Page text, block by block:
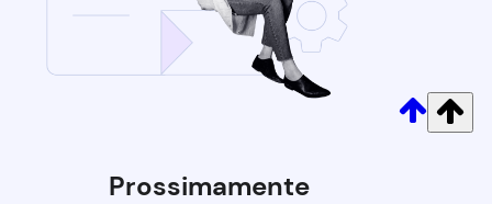
Prossimamente